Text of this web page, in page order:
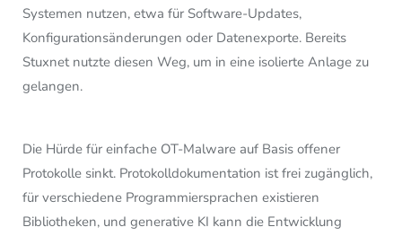
Systemen nutzen, etwa für Software-Updates,
Konfigurationsänderungen oder Datenexporte. Bereits
Stuxnet nutzte diesen Weg, um in eine isolierte Anlage zu
gelangen.
Die Hürde für einfache OT-Malware auf Basis offener
Protokolle sinkt. Protokolldokumentation ist frei zugänglich,
für verschiedene Programmiersprachen existieren
Bibliotheken, und generative KI kann die Entwicklung